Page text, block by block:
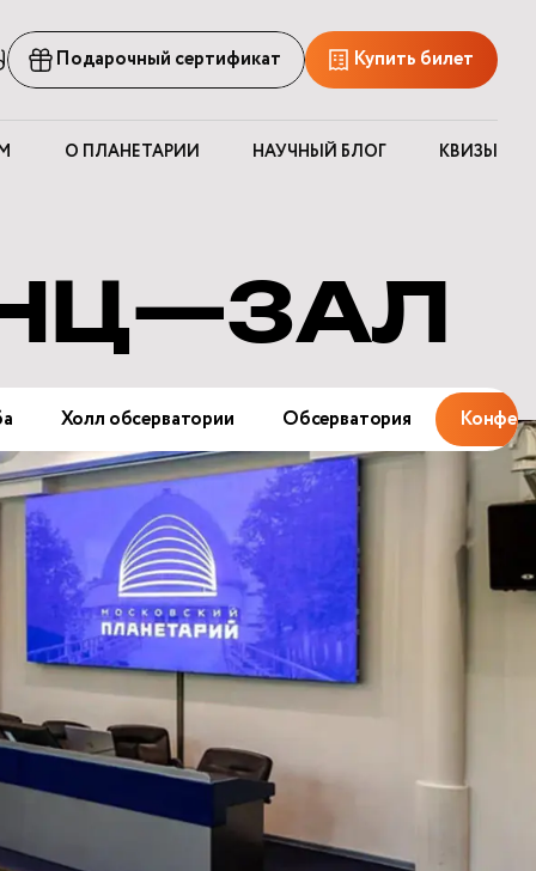
Подарочный сертификат Купить билет
О ПЛАНЕТАРИИ НАУЧНЫЙ БЛОГ КВИЗЫ
Холл обсерватории Обсерватория